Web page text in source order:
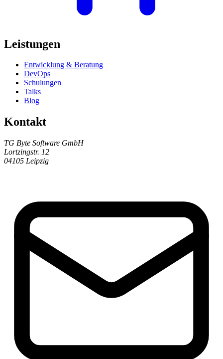
Leistungen
Entwicklung & Beratung
DevOps
Schulungen
Talks
Blog
Kontakt
TG Byte Software GmbH
Lortzingstr. 12
04105 Leipzig